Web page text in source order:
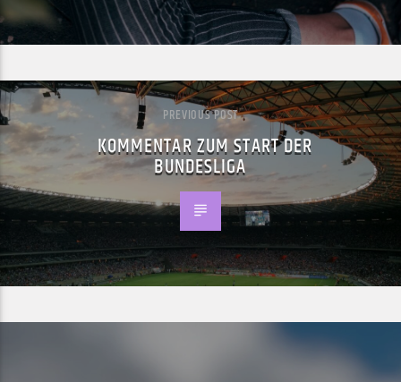
PREVIOUS POST
KOMMENTAR ZUM START DER
BUNDESLIGA